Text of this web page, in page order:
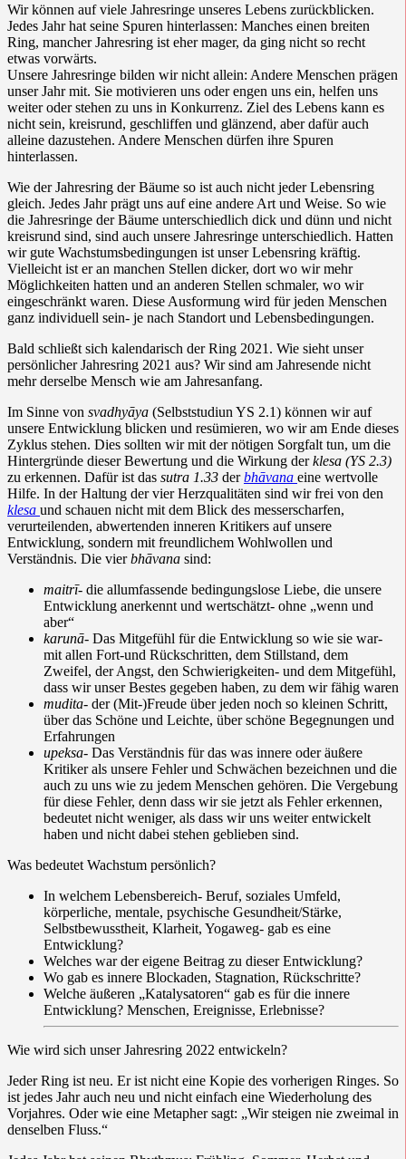
Wir können auf viele Jahresringe unseres Lebens zurückblicken.
Jedes Jahr hat seine Spuren hinterlassen: Manches einen breiten
Ring, mancher Jahresring ist eher mager, da ging nicht so recht
etwas vorwärts.
Unsere Jahresringe bilden wir nicht allein: Andere Menschen prägen
unser Jahr mit. Sie motivieren uns oder engen uns ein, helfen uns
weiter oder stehen zu uns in Konkurrenz. Ziel des Lebens kann es
nicht sein, kreisrund, geschliffen und glänzend, aber dafür auch
alleine dazustehen. Andere Menschen dürfen ihre Spuren
hinterlassen.
Wie der Jahresring der Bäume so ist auch nicht jeder Lebensring
gleich. Jedes Jahr prägt uns auf eine andere Art und Weise. So wie
die Jahresringe der Bäume unterschiedlich dick und dünn und nicht
kreisrund sind, sind auch unsere Jahresringe unterschiedlich. Hatten
wir gute Wachstumsbedingungen ist unser Lebensring kräftig.
Vielleicht ist er an manchen Stellen dicker, dort wo wir mehr
Möglichkeiten hatten und an anderen Stellen schmaler, wo wir
eingeschränkt waren. Diese Ausformung wird für jeden Menschen
ganz individuell sein- je nach Standort und Lebensbedingungen.
Bald schließt sich kalendarisch der Ring 2021. Wie sieht unser
persönlicher Jahresring 2021 aus? Wir sind am Jahresende nicht
mehr derselbe Mensch wie am Jahresanfang.
Im Sinne von svadhyāya (Selbststudiun YS 2.1) können wir auf
unsere Entwicklung blicken und resümieren, wo wir am Ende dieses
Zyklus stehen. Dies sollten wir mit der nötigen Sorgfalt tun, um die
Hintergründe dieser Bewertung und die Wirkung derklesa (YS 2.3)
zu erkennen. Dafür ist das sutra 1.33 derbhāvana eine wertvolle
Hilfe. In der Haltung der vier Herzqualitäten sind wir frei von den
klesa und schauen nicht mit dem Blick des messerscharfen,
verurteilenden, abwertenden inneren Kritikers auf unsere
Entwicklung, sondern mit freundlichem Wohlwollen und
Verständnis. Die vierbhāvana sind:
maitrī- die allumfassende bedingungslose Liebe, die unsere
Entwicklung anerkennt und wertschätzt- ohne „wenn und
aber“
karunā- Das Mitgefühl für die Entwicklung so wie sie war-
mit allen Fort-und Rückschritten, dem Stillstand, dem
Zweifel, der Angst, den Schwierigkeiten- und dem Mitgefühl,
dass wir unser Bestes gegeben haben, zu dem wir fähig waren
mudita- der (Mit-)Freude über jeden noch so kleinen Schritt,
über das Schöne und Leichte, über schöne Begegnungen und
Erfahrungen
upeksa- Das Verständnis für das was innere oder äußere
Kritiker als unsere Fehler und Schwächen bezeichnen und die
auch zu uns wie zu jedem Menschen gehören. Die Vergebung
für diese Fehler, denn dass wir sie jetzt als Fehler erkennen,
bedeutet nicht weniger, als dass wir uns weiter entwickelt
haben und nicht dabei stehen geblieben sind.
Was bedeutet Wachstum persönlich?
In welchem Lebensbereich- Beruf, soziales Umfeld,
körperliche, mentale, psychische Gesundheit/Stärke,
Selbstbewusstheit, Klarheit, Yogaweg- gab es eine
Entwicklung?
Welches war der eigene Beitrag zu dieser Entwicklung?
Wo gab es innere Blockaden, Stagnation, Rückschritte?
Welche äußeren „Katalysatoren“ gab es für die innere
Entwicklung? Menschen, Ereignisse, Erlebnisse?
Wie wird sich unser Jahresring 2022 entwickeln?
Jeder Ring ist neu. Er ist nicht eine Kopie des vorherigen Ringes. So
ist jedes Jahr auch neu und nicht einfach eine Wiederholung des
Vorjahres. Oder wie eine Metapher sagt: „Wir steigen nie zweimal in
denselben Fluss.“